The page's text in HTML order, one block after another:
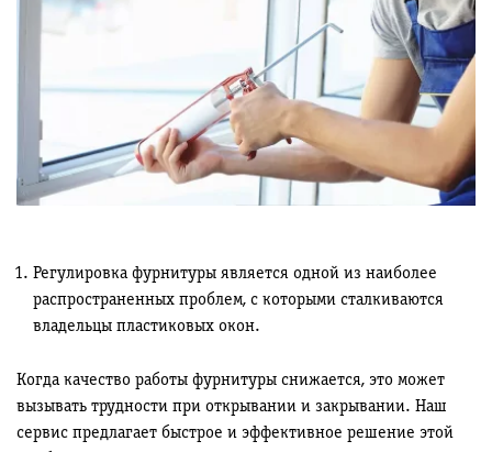
Регулировка фурнитуры является одной из наиболее
распространенных проблем, с которыми сталкиваются
владельцы пластиковых окон.
Когда качество работы фурнитуры снижается, это может
вызывать трудности при открывании и закрывании. Наш
сервис предлагает быстрое и эффективное решение этой